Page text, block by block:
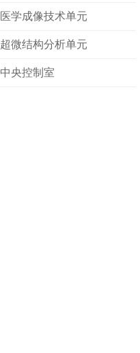
医学成像技术单元
超微结构分析单元
中央控制室